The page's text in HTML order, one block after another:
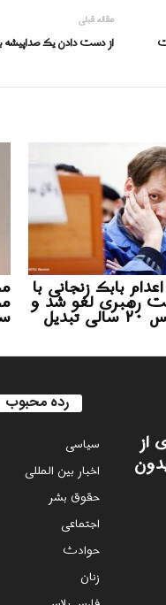
مقاله قبلی
از دست دادن یک صداپیشه
بابک زنجانی با
رهبری لغو شد و
به حبس ۲۰ سالی تبدیل
از
رده محبوب
سياسى
اخبار بین المللی
حقوق بشر
اجتماعی
حوادث
زنان